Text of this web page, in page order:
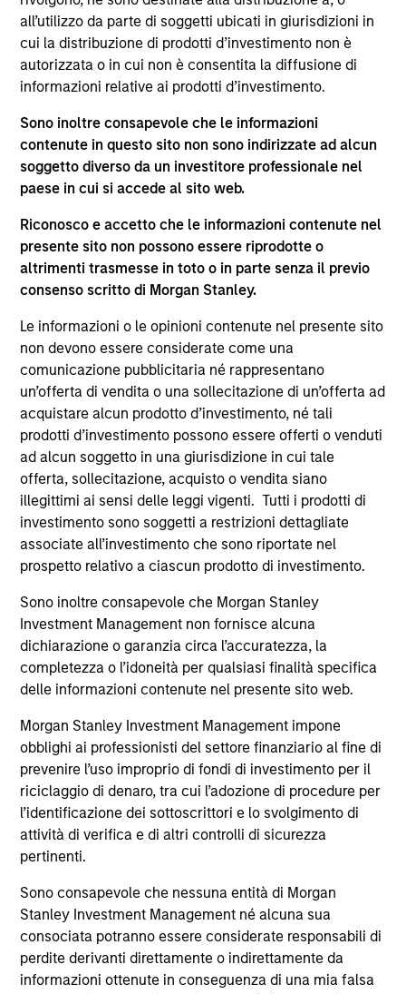
all’utilizzo da parte di soggetti ubicati in giurisdizioni in
cui la distribuzione di prodotti d’investimento non è
autorizzata o in cui non è consentita la diffusione di
informazioni relative ai prodotti d’investimento.
Sono inoltre consapevole che le informazioni
contenute in questo sito non sono indirizzate ad alcun
soggetto diverso da un investitore professionale nel
paese in cui si accede al sito web.
Riconosco e accetto che le informazioni contenute nel
presente sito non possono essere riprodotte o
altrimenti trasmesse in toto o in parte senza il previo
consenso scritto di Morgan Stanley.
Le informazioni o le opinioni contenute nel presente sito
non devono essere considerate come una
comunicazione pubblicitaria né rappresentano
un’offerta di vendita o una sollecitazione di un’offerta ad
acquistare alcun prodotto d’investimento, né tali
prodotti d’investimento possono essere offerti o venduti
ad alcun soggetto in una giurisdizione in cui tale
offerta, sollecitazione, acquisto o vendita siano
illegittimi ai sensi delle leggi vigenti. Tutti i prodotti di
investimento sono soggetti a restrizioni dettagliate
associate all’investimento che sono riportate nel
prospetto relativo a ciascun prodotto di investimento.
Sono inoltre consapevole che Morgan Stanley
Investment Management non fornisce alcuna
dichiarazione o garanzia circa l’accuratezza, la
completezza o l’idoneità per qualsiasi finalità specifica
delle informazioni contenute nel presente sito web.
Morgan Stanley Investment Management impone
obblighi ai professionisti del settore finanziario al fine di
prevenire l’uso improprio di fondi di investimento per il
riciclaggio di denaro, tra cui l’adozione di procedure per
l’identificazione dei sottoscrittori e lo svolgimento di
attività di verifica e di altri controlli di sicurezza
pertinenti.
Sono consapevole che nessuna entità di Morgan
Stanley Investment Management né alcuna sua
consociata potranno essere considerate responsabili di
perdite derivanti direttamente o indirettamente da
informazioni ottenute in conseguenza di una mia falsa
Madrid and New York offices, where he executed
deals for Spanish and LatAm corporates. Mr.
Limones holds an Integrated Master's degree in
Industrial Engineering from Universidad Pontificia
Approfondimenti correlati
ARTICOLO
Private Credit Market Monitor - Q2
2026
Timely insights on the private credit landscape,
exploring the trends, market developments,
and investment considerations shaping the
asset class.
4-AGO-2026
May not represent all Team Members.
purposes only. The information contained herein does
offering of advisory services or an offer to sell or a
solicitation of an offer to buy any securities in any
jurisdiction in which such offer or solicitation,
purchase or sale would be unlawful under the
securities, insurance or other laws of such jurisdiction.